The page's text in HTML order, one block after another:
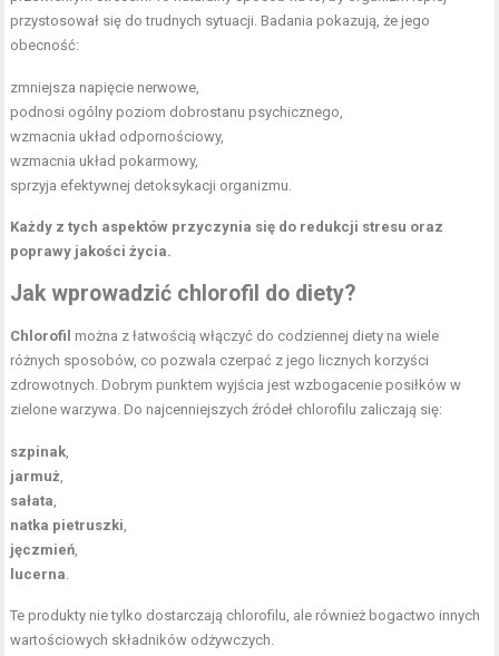
przystosował się do trudnych sytuacji. Badania pokazują, że jego
obecność:
zmniejsza napięcie nerwowe,
podnosi ogólny poziom dobrostanu psychicznego,
wzmacnia układ odpornościowy,
wzmacnia układ pokarmowy,
sprzyja efektywnej detoksykacji organizmu.
Każdy z tych aspektów przyczynia się do redukcji stresu oraz
poprawy jakości życia.
Jak wprowadzić chlorofil do diety?
Chlorofil można z łatwością włączyć do codziennej diety na wiele
różnych sposobów, co pozwala czerpać z jego licznych korzyści
zdrowotnych. Dobrym punktem wyjścia jest wzbogacenie posiłków w
zielone warzywa. Do najcenniejszych źródeł chlorofilu zaliczają się:
szpinak
jarmuż
sałata
natka pietruszki
jęczmień
lucerna
Te produkty nie tylko dostarczają chlorofilu, ale również bogactwo innych
wartościowych składników odżywczych.